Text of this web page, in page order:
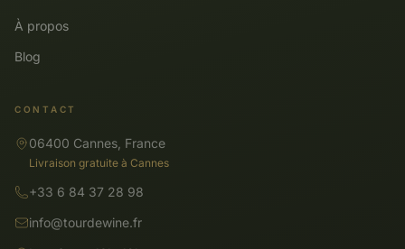
À propos
Blog
CONTACT
06400 Cannes, France
Livraison gratuite à Cannes
+33 6 84 37 28 98
info@tourdewine.fr